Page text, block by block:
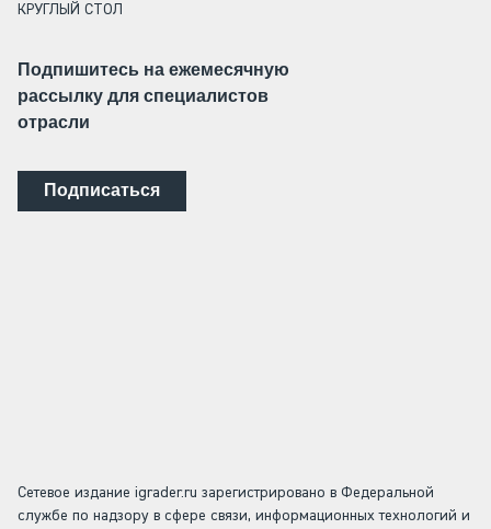
КРУГЛЫЙ СТОЛ
Подпишитесь на ежемесячную
рассылку для специалистов
отрасли
Подписаться
Сетевое издание igrader.ru зарегистрировано в Федеральной
службе по надзору в сфере связи, информационных технологий и